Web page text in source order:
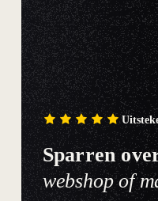
Sparren
webshop of